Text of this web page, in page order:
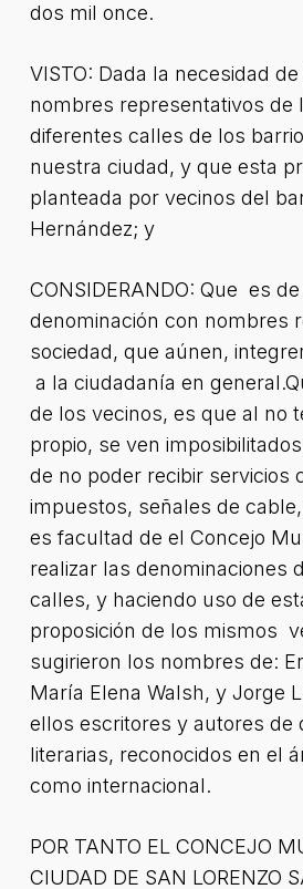
dos mil once.
VISTO: Dada la necesidad
nombres representativos de
diferentes calles de los
nuestra ciudad, y que esta
planteada por vecinos del
Hernández; y
CONSIDERANDO: Que es
denominación con nombres
sociedad, que aúnen,
a la ciudadanía en
de los vecinos, es que al no
propio, se ven
de no poder recibir servicios
impuestos, señales de
es facultad de el Concejo
realizar las denominaciones
calles, y haciendo uso de
proposición de los mismos
sugirieron los nombres de:
María Elena Walsh, y Jorge
ellos escritores y autores de
literarias, reconocidos en el
como internacional.
POR TANTO EL CONCEJO
CIUDAD DE SAN LORENZO